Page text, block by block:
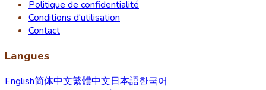
Politique de confidentialité
Conditions d'utilisation
Contact
Langues
English简体中文繁體中文日本語한국어